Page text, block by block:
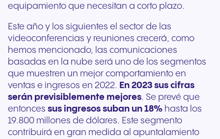
equipamiento que necesitan a corto plazo.
Este año y los siguientes el sector de las
videoconferencias y reuniones crecerá, como
hemos mencionado, las comunicaciones
basadas en la nube será uno de los segmentos
que muestren un mejor comportamiento en
ventas e ingresos en 2022. En 2023 sus cifras
serán previsiblemente mejores. Se prevé que
entonces sus ingresos suban un 18% hasta los
19.800 millones de dólares. Este segmento
contribuirá en gran medida al apuntalamiento